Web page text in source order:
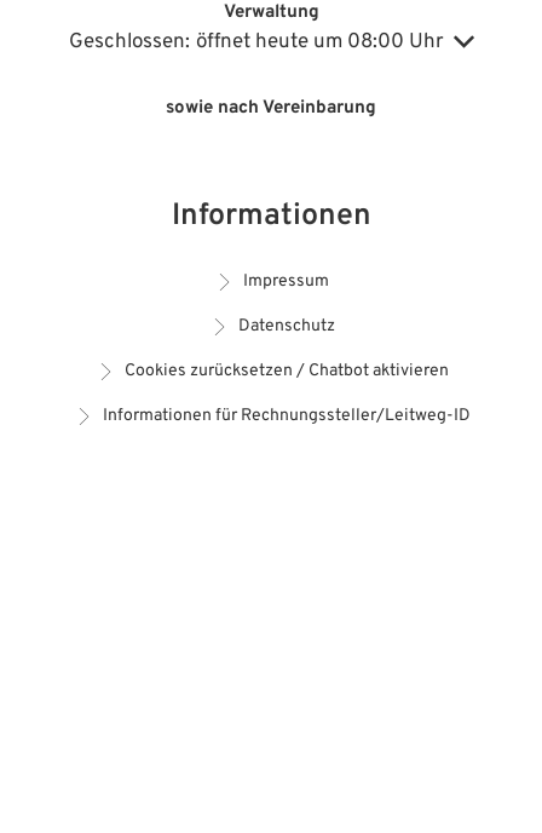
Verwaltung
Klicken, um weitere Öffnungs- oder Schließzeiten auszublenden
Geschlossen: öffnet heute um 08:00 Uhr
sowie nach Vereinbarung
Informationen
Impressum
Datenschutz
Cookies zurücksetzen / Chatbot aktivieren
Informationen für Rechnungssteller/Leitweg-ID